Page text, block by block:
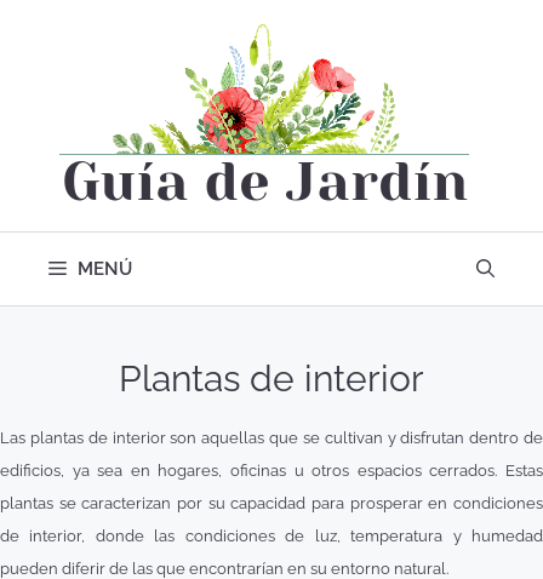
MENÚ
Plantas de interior
Las plantas de interior son aquellas que se cultivan y disfrutan dentro de
edificios, ya sea en hogares, oficinas u otros espacios cerrados. Estas
plantas se caracterizan por su capacidad para prosperar en condiciones
de interior, donde las condiciones de luz, temperatura y humedad
pueden diferir de las que encontrarían en su entorno natural.